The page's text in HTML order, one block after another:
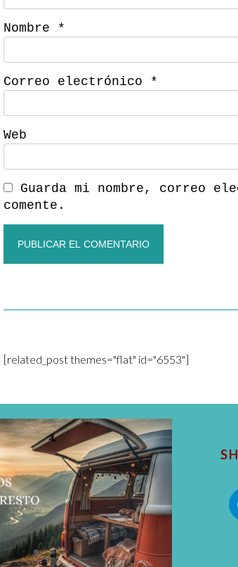
Nombre *
Correo electrónico *
Web
Guarda mi nombre, correo
comente.
[related_post themes="flat" id="6553"]